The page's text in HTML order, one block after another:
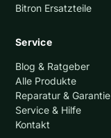
Bitron Ersatzteile
Service
Blog & Ratgeber
Alle Produkte
Reparatur & Garantie
Service & Hilfe
Kontakt